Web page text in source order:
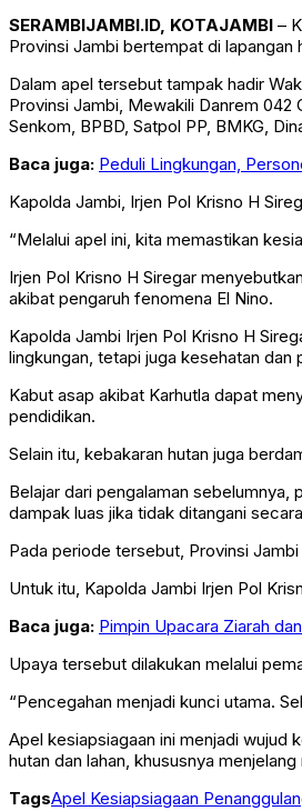
SERAMBIJAMBI.ID, KOTAJAMBI –
Provinsi Jambi bertempat di
Dalam apel tersebut tampak hadir
Provinsi Jambi, Mewakili Danrem 042
Senkom, BPBD, Satpol PP, BMKG,
Baca juga: Peduli Lingkungan,
Kapolda Jambi, Irjen Pol Krisno H
“Melalui apel ini, kita memastikan
Irjen Pol Krisno H Siregar
akibat pengaruh fenomena El Nino.
Kapolda Jambi Irjen Pol Krisno H
lingkungan, tetapi juga kesehatan dan
Kabut asap akibat Karhutla dapat
pendidikan.
Selain itu, kebakaran hutan juga
Belajar dari pengalaman sebelumnya,
dampak luas jika tidak ditangani
Pada periode tersebut, Provinsi
Untuk itu, Kapolda Jambi Irjen Pol
Baca juga: Pimpin Upacara Ziarah
Upaya tersebut dilakukan melalui
“Pencegahan menjadi kunci utama.
Apel kesiapsiagaan ini menjadi wujud
hutan dan lahan, khususnya
TagsApel Kesiapsiagaan